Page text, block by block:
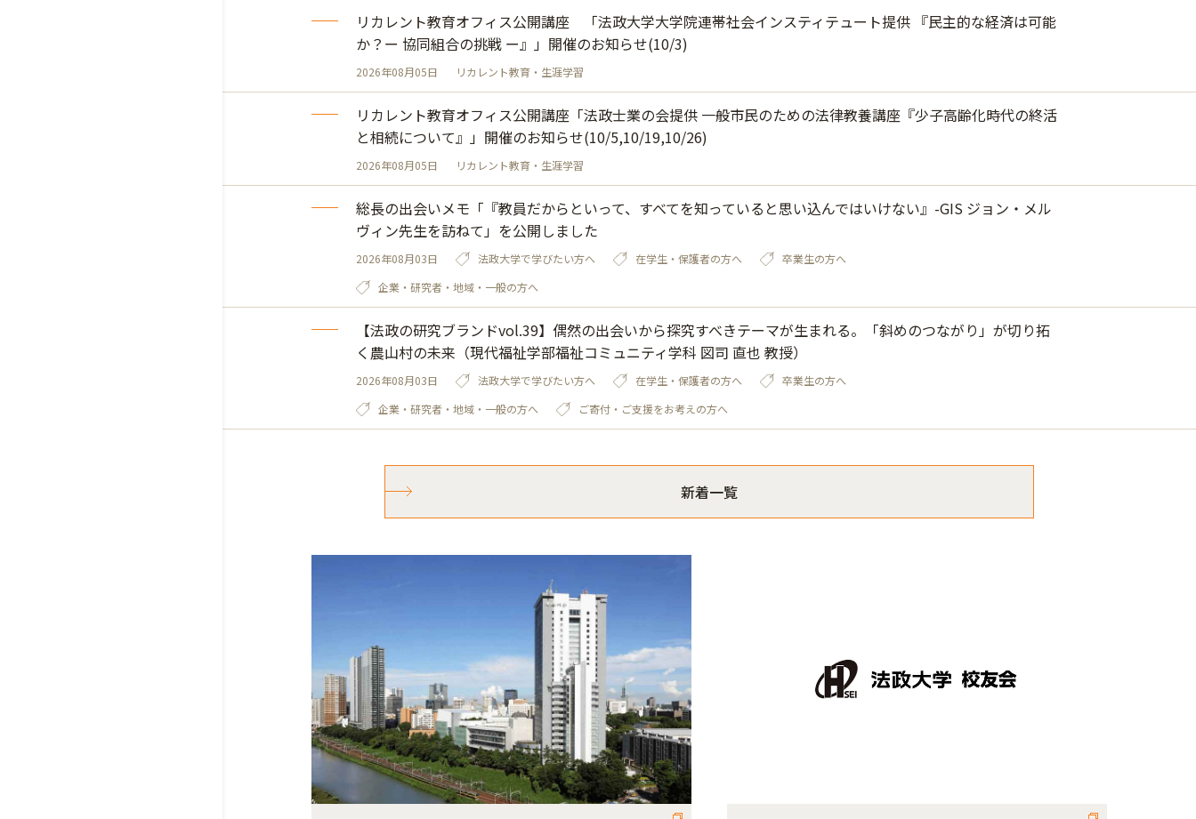
リカレント教育オフィス公開講座 「法政大学大学院連帯社会インスティテュート提供 『民主的な経済は可能
か？ー 協同組合の挑戦 ー』」開催のお知らせ(10/3)
2026年08月05日 リカレント教育・生涯学習
リカレント教育オフィス公開講座「法政士業の会提供 一般市民のための法律教養講座『少子高齢化時代の終活
と相続について』」開催のお知らせ(10/5,10/19,10/26)
2026年08月05日 リカレント教育・生涯学習
総長の出会いメモ「『教員だからといって、すべてを知っていると思い込んではいけない』-GIS ジョン・メル
ヴィン先生を訪ねて」を公開しました
2026年08月03日 法政大学で学びたい方へ 在学生・保護者の方へ
卒業生の方へ
企業・研究者・地域・一般の方へ
【法政の研究ブランドvol.39】偶然の出会いから探究すべきテーマが生まれる。「斜めのつながり」が切り拓
く農山村の未来（現代福祉学部福祉コミュニティ学科 図司 直也 教授）
2026年08月03日 法政大学で学びたい方へ 在学生・保護者の方へ
卒業生の方へ
企業・研究者・地域・一般の方へ
ご寄付・ご支援をお考えの方へ
新着一覧